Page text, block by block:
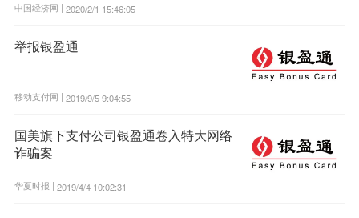
中国经济网 | 2020/2/1 15:46:05
举报银盈通
移动支付网 | 2019/9/5 9:04:55
国美旗下支付公司银盈通卷入特大网络
诈骗案
华夏时报 | 2019/4/4 10:02:31